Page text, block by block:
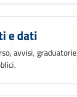
e dati
avvisi,